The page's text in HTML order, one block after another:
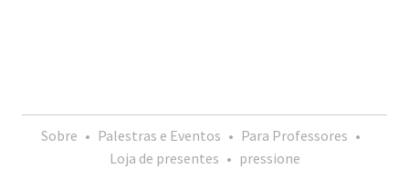
Sobre • Palestras e Eventos • Para Professores •
Loja de presentes • pressione